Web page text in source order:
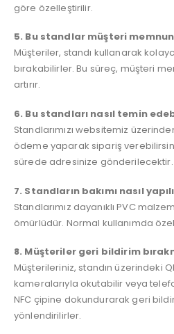
göre özelleştirilir.
5. Bu standlar müşteri
Müşteriler, standı kullanarak
bırakabilirler. Bu süreç, müşteri
artırır.
6. Bu standları nasıl temin
Standlarımızı websitemiz
ödeme yaparak sipariş
sürede adresinize gönderilecektir.
7. Standların bakımı nasıl
Standlarımız dayanıklı PVC
ömürlüdür. Normal kullanımda
8. Müşteriler geri bildirim
Müşterileriniz, standın üzerindeki
kameralarıyla okutabilir veya
NFC çipine dokundurarak geri
yönlendirilirler.